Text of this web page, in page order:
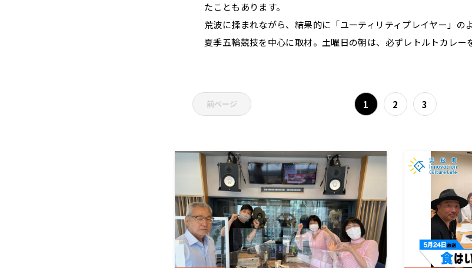
たこともあります。
荒波に揉まれながら、結果的に「ユーティリティプレイヤー」の
夏季五輪競技を中心に取材。土曜日の朝は、必ずレトルトカレー
前ページ 1 2 3